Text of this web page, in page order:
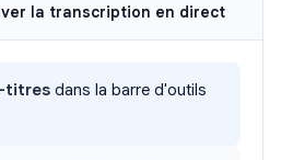
la transcription en direct
titres dans la barre d'outils